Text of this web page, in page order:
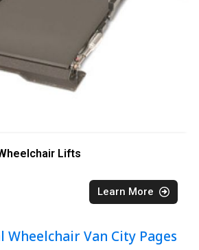
Lifts
Learn More
Wheelchair Van City Pages